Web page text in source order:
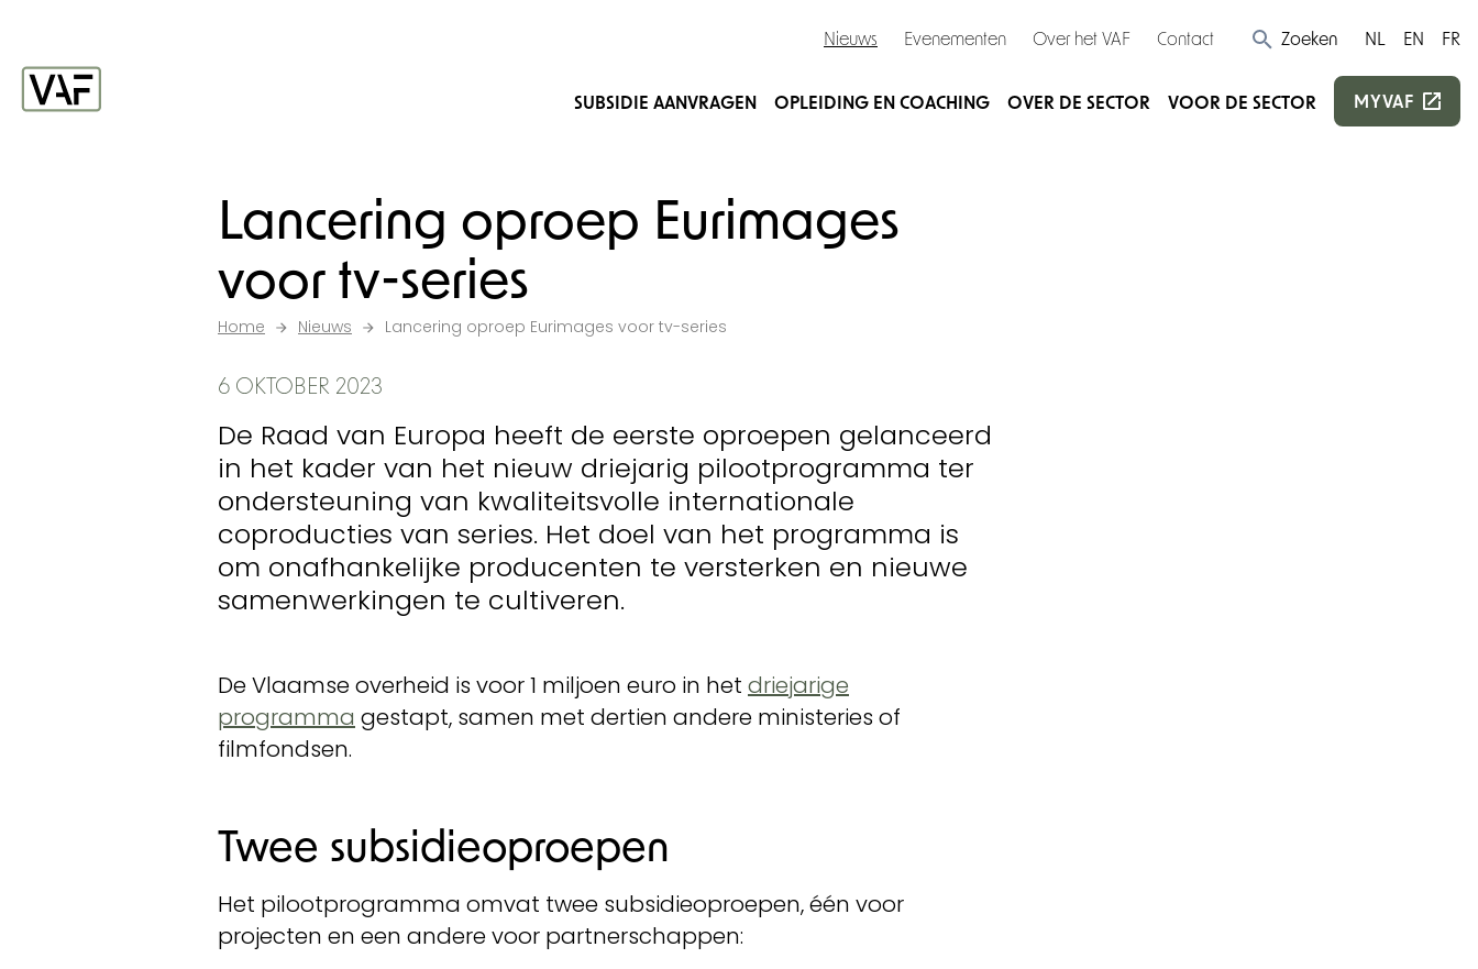
Nieuws Evenementen Over het VAF Contact Zoeken NL EN FR
SUBSIDIE AANVRAGEN OPLEIDING EN COACHING OVER DE SECTOR VOOR DE SECTOR MYVAF
Lancering oproep Eurimages
voor tv-series
Home Nieuws Lancering oproep Eurimages voor tv-series
6 OKTOBER 2023
De Raad van Europa heeft de eerste oproepen gelanceerd
in het kader van het nieuw driejarig pilootprogramma ter
ondersteuning van kwaliteitsvolle internationale
coproducties van series. Het doel van het programma is
om onafhankelijke producenten te versterken en nieuwe
samenwerkingen te cultiveren.
De Vlaamse overheid is voor 1 miljoen euro in het driejarige
programma gestapt, samen met dertien andere ministeries of
filmfondsen.
Twee subsidieoproepen
Het pilootprogramma omvat twee subsidieoproepen, één voor
projecten en een andere voor partnerschappen: